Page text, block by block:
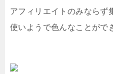
アフィリエイトのみならず
使いようで色んなことがで